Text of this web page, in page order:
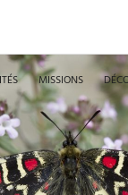
MISSIONS